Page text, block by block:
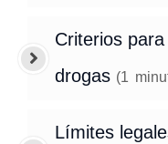
Criterios
drogas (1
Límites